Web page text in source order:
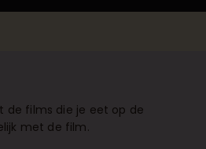
de films die je eet op de
met de film.